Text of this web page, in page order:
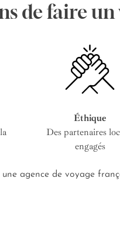
de faire
Éthique
Des partenaires
engagés
agence de voyage